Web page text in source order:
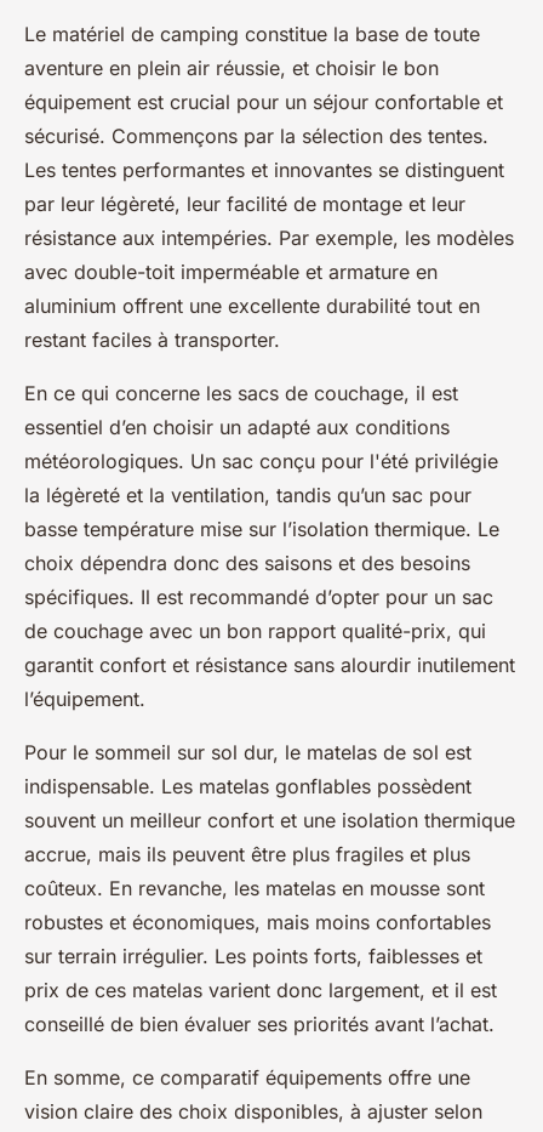
Le matériel de camping constitue la base de toute
aventure en plein air réussie, et choisir le bon
équipement est crucial pour un séjour confortable et
sécurisé. Commençons par la sélection des tentes.
Les tentes performantes et innovantes se distinguent
par leur légèreté, leur facilité de montage et leur
résistance aux intempéries. Par exemple, les modèles
avec double-toit imperméable et armature en
aluminium offrent une excellente durabilité tout en
restant faciles à transporter.
En ce qui concerne les sacs de couchage, il est
essentiel d’en choisir un adapté aux conditions
météorologiques. Un sac conçu pour l'été privilégie
la légèreté et la ventilation, tandis qu’un sac pour
basse température mise sur l’isolation thermique. Le
choix dépendra donc des saisons et des besoins
spécifiques. Il est recommandé d’opter pour un sac
de couchage avec un bon rapport qualité-prix, qui
garantit confort et résistance sans alourdir inutilement
l’équipement.
Pour le sommeil sur sol dur, le matelas de sol est
indispensable. Les matelas gonflables possèdent
souvent un meilleur confort et une isolation thermique
accrue, mais ils peuvent être plus fragiles et plus
coûteux. En revanche, les matelas en mousse sont
robustes et économiques, mais moins confortables
sur terrain irrégulier. Les points forts, faiblesses et
prix de ces matelas varient donc largement, et il est
conseillé de bien évaluer ses priorités avant l’achat.
En somme, ce comparatif équipements offre une
vision claire des choix disponibles, à ajuster selon